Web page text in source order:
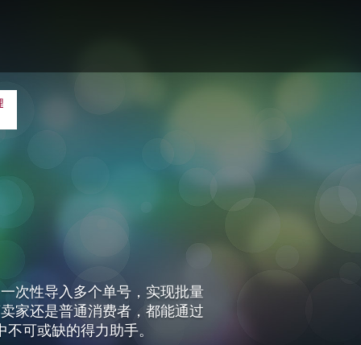
种实用的办公辅助工具，包括
对各种办公挑战。